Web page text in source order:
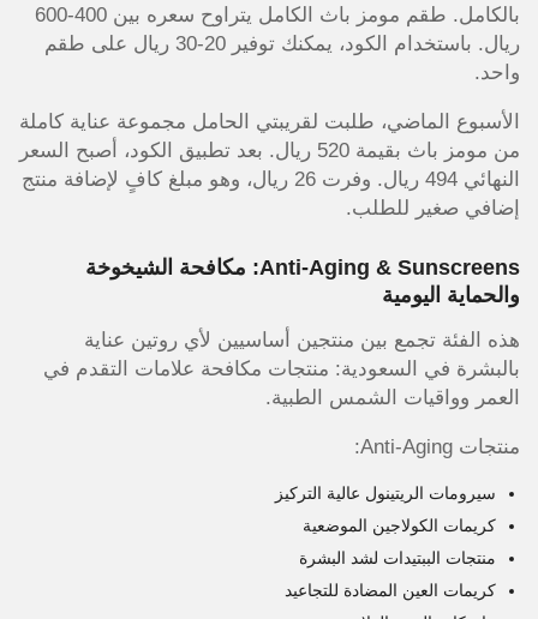
بالكامل. طقم مومز باث الكامل يتراوح سعره بين 400-600
ريال. باستخدام الكود، يمكنك توفير 20-30 ريال على طقم
واحد.
الأسبوع الماضي، طلبت لقريبتي الحامل مجموعة عناية كاملة
من مومز باث بقيمة 520 ريال. بعد تطبيق الكود، أصبح السعر
النهائي 494 ريال. وفرت 26 ريال، وهو مبلغ كافٍ لإضافة منتج
إضافي صغير للطلب.
Anti-Aging & Sunscreens: مكافحة الشيخوخة
والحماية اليومية
هذه الفئة تجمع بين منتجين أساسيين لأي روتين عناية
بالبشرة في السعودية: منتجات مكافحة علامات التقدم في
العمر وواقيات الشمس الطبية.
منتجات Anti-Aging:
سيرومات الريتينول عالية التركيز
كريمات الكولاجين الموضعية
منتجات الببتيدات لشد البشرة
كريمات العين المضادة للتجاعيد